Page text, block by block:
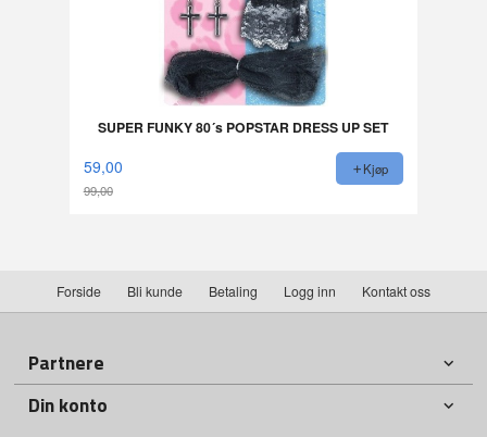
SUPER FUNKY 80´s POPSTAR DRESS UP SET
59,00
99,00
Kjøp
Forside Bli kunde Betaling Logg inn Kontakt oss
Partnere
Din konto